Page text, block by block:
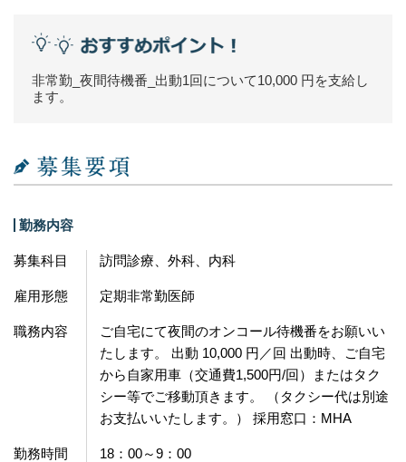
非常勤_夜間待機番_出動1回について10,000 円を支給し
ます。
勤務内容
募集科目 訪問診療、外科、内科
雇用形態 定期非常勤医師
職務内容
ご自宅にて夜間のオンコール待機番をお願いい
たします。 出動 10,000 円／回 出動時、ご自宅
から自家用車（交通費1,500円/回）またはタク
シー等でご移動頂きます。 （タクシー代は別途
お支払いいたします。） 採用窓口：MHA
勤務時間 18：00～9：00